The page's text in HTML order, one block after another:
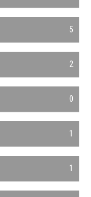
5
2
0
1
1